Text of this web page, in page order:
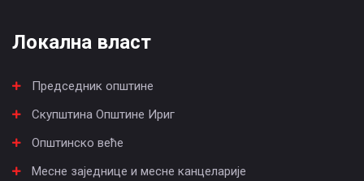
Локална власт
Председник општине
Скупштина Општине Ириг
Општинско веће
Месне заједнице и месне канцеларије